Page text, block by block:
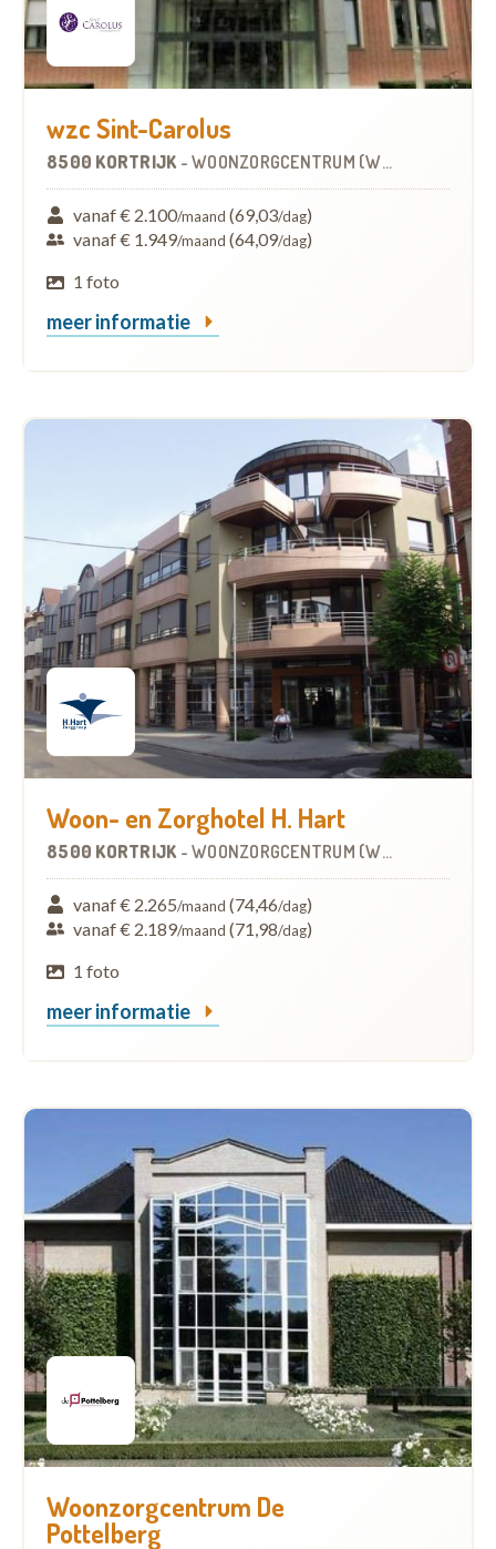
wzc Sint-Carolus
8500 KORTRIJK - WOONZORGCENTRUM (WZC)
vanaf € 2.100/maand (69,03/dag)
vanaf € 1.949/maand (64,09/dag)
1 foto
meer informatie
Woon- en Zorghotel H. Hart
8500 KORTRIJK - WOONZORGCENTRUM (WZC)
vanaf € 2.265/maand (74,46/dag)
vanaf € 2.189/maand (71,98/dag)
1 foto
meer informatie
Woonzorgcentrum De
Pottelberg